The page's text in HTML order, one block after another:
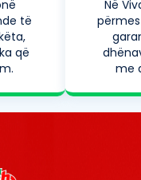
të
që
Në
me